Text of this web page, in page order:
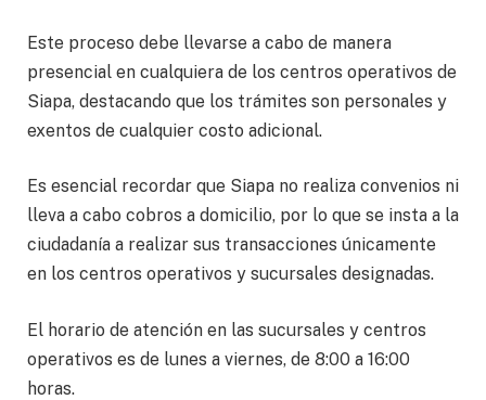
Este proceso debe llevarse a cabo de manera
presencial en cualquiera de los centros operativos de
Siapa, destacando que los trámites son personales y
exentos de cualquier costo adicional.
Es esencial recordar que Siapa no realiza convenios ni
lleva a cabo cobros a domicilio, por lo que se insta a la
ciudadanía a realizar sus transacciones únicamente
en los centros operativos y sucursales designadas.
El horario de atención en las sucursales y centros
operativos es de lunes a viernes, de 8:00 a 16:00
horas.